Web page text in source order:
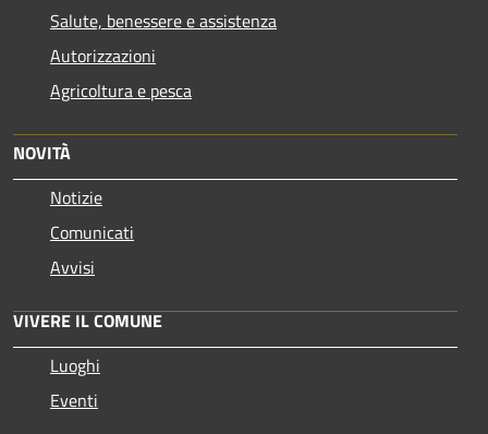
Salute, benessere e assistenza
Autorizzazioni
Agricoltura e pesca
NOVITÀ
Notizie
Comunicati
Avvisi
VIVERE IL COMUNE
Luoghi
Eventi